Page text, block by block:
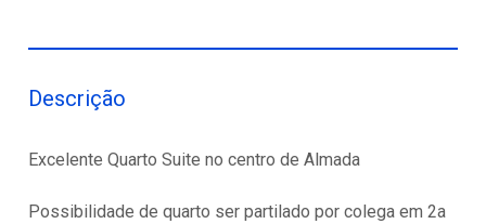
Descrição
Excelente Quarto Suite no centro de Almada
Possibilidade de quarto ser partilado por colega em 2a